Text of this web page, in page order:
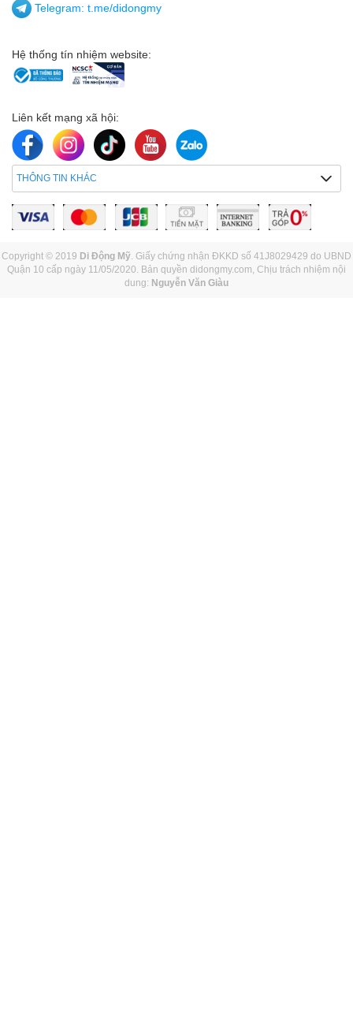
Telegram: t.me/didongmy
Hệ thống tín nhiệm website:
Liên kết mạng xã hội:
THÔNG TIN KHÁC
Copyright © 2019 Di Động Mỹ. Giấy chứng nhận ĐKKD số 41J8029429 do UBND
Quận 10 cấp ngày 11/05/2020. Bản quyền didongmy.com, Chịu trách nhiệm nội
dung: Nguyễn Văn Giàu